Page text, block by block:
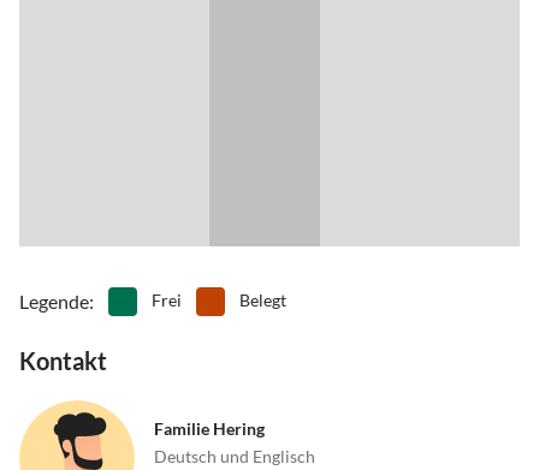
Legende: Frei Belegt
Kontakt
Familie Hering
Deutsch und Englisch